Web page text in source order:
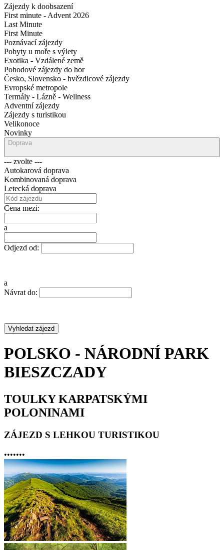
Zájezdy k doobsazení
First minute - Advent 2026
Last Minute
First Minute
Poznávací zájezdy
Pobyty u moře s výlety
Exotika - Vzdálené země
Pohodové zájezdy do hor
Česko, Slovensko - hvězdicové zájezdy
Evropské metropole
Termály - Lázně - Wellness
Adventní zájezdy
Zájezdy s turistikou
Velikonoce
Novinky
Doprava
--- zvolte ---
Autokarová doprava
Kombinovaná doprava
Letecká doprava
Cena mezi:
a
Odjezd od:
a
Návrat do:
POLSKO - NÁRODNÍ PARK
BIESZCZADY
TOULKY KARPATSKÝMI
POLONINAMI
ZÁJEZD S LEHKOU TURISTIKOU
•••••••